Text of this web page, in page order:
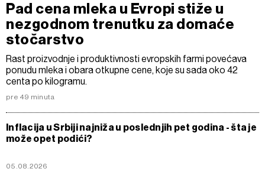
Pad cena mleka u Evropi stiže u
nezgodnom trenutku za domaće
stočarstvo
Rast proizvodnje i produktivnosti evropskih farmi povećava
ponudu mleka i obara otkupne cene, koje su sada oko 42
centa po kilogramu.
pre 49 minuta
Inflacija u Srbiji najniža u poslednjih pet godina - šta je
može opet podići?
05.08.2026